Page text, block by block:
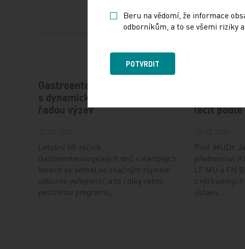
Gastroenterologie – obor
s dynamickým rozvojem i
řadou výzev
Letošní 18. ročník
Gastroenterologických dnů v Karlových
Varech se setkal se značným zájmem
odborné veřejnosti, a to i díky velmi
pestrému programu,…
léčit
Prof. MUDr.
přednostovi
LF MU a FN
z
ústavu…
Beru na vědomí, že informace
odborníkům, a to se všemi riziky
POTVRDIT